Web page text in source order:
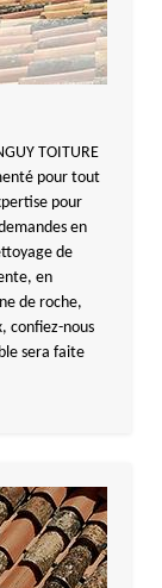
TOITURE
pour tout
pour
en
de
en
de roche,
confiez-nous
sera faite